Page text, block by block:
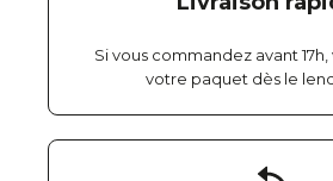
Si vous commandez avant
votre paquet dès le